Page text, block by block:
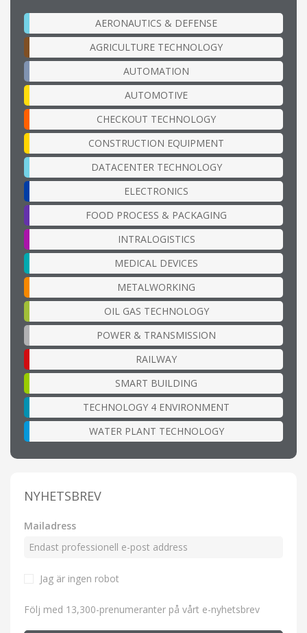
AERONAUTICS & DEFENSE
AGRICULTURE TECHNOLOGY
AUTOMATION
AUTOMOTIVE
CHECKOUT TECHNOLOGY
CONSTRUCTION EQUIPMENT
DATACENTER TECHNOLOGY
ELECTRONICS
FOOD PROCESS & PACKAGING
INTRALOGISTICS
MEDICAL DEVICES
METALWORKING
OIL GAS TECHNOLOGY
POWER & TRANSMISSION
RAILWAY
SMART BUILDING
TECHNOLOGY 4 ENVIRONMENT
WATER PLANT TECHNOLOGY
NYHETSBREV
Mailadress
Jag är ingen robot
Följ med 13,300-prenumeranter på vårt e-nyhetsbrev